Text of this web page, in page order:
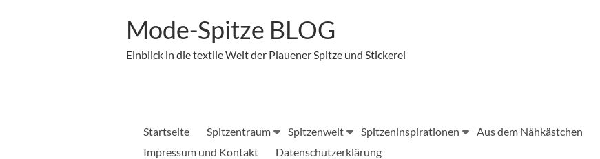
Mode-Spitze BLOG
Einblick in die textile Welt der Plauener Spitze und Stickerei
Startseite Spitzentraum Spitzenwelt Spitzeninspirationen Aus dem Nähkästchen
Impressum und Kontakt
Datenschutzerklärung